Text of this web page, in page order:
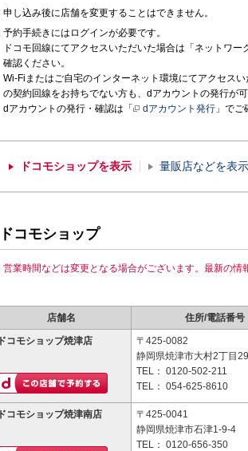
申し込み後に店舗を変更することはできません。
予約手続きにはログインが必要です。
ドコモ回線にてアクセスいただいた場合は「ネットワ
確認ください。
Wi-Fiまたはご自宅のインターネット環境にてアクセス
の契約回線をお持ちでない方も、dアカウントの発行が可
dアカウントの発行・確認は「
dアカウント発行 」でご
ドコモショップを表示 量販店などを表示
ドコモショップ
営業時間などは変更となる場合がございます。最新の情
店舗名 住所/電話番号
ドコモショップ焼津店
〒425-0082
静岡県焼津市大村2丁目
TEL： 0120-502-211
TEL： 054-625-8610
ドコモショップ焼津南店
〒425-0041
静岡県焼津市石津1-9-4
TEL： 0120-656-350